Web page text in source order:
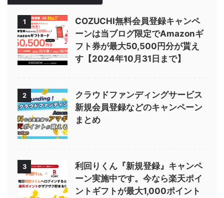
1
COZUCHI無料会員登録キャンペ
ーンは当ブログ限定でAmazonギ
フト券が最大50,500円分が貰え
す【2024年10月31日まで】
2
クラウドファンディングサービス
新規会員登録などのキャンペーン
まとめ
3
利回りくん『新規登録』キャンペ
ーン実施中です。今なら楽天ポイ
ントギフトが最大1,000ポイント